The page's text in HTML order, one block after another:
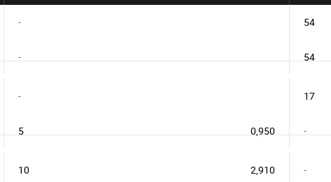
- 54
- 54
- 17
5 -
0,950
10 -
2,910